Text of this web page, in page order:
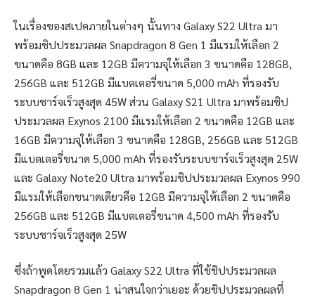
ในเรื่องของสเปคภายในต่างๆ นั้นทาง Galaxy S22 Ultra มา
พร้อมชิปประมวลผล Snapdragon 8 Gen 1 มีแรมให้เลือก 2
ขนาดคือ 8GB และ 12GB มีความจุให้เลือก 3 ขนาดคือ 128GB,
256GB และ 512GB มีแบตเตอรี่ขนาด 5,000 mAh ที่รองรับ
ระบบชาร์จเร็วสูงสุด 45W ส่วน Galaxy S21 Ultra มาพร้อมชิป
ประมวลผล Exynos 2100 มีแรมให้เลือก 2 ขนาดคือ 12GB และ
16GB มีความจุให้เลือก 3 ขนาดคือ 128GB, 256GB และ 512GB
มีแบตเตอรี่ขนาด 5,000 mAh ที่รองรับระบบชาร์จเร็วสูงสุด 25W
และ Galaxy Note20 Ultra มาพร้อมชิปประมวลผล Exynos 990
มีแรมให้เลือกขนาดเดียวคือ 12GB มีความจุให้เลือก 2 ขนาดคือ
256GB และ 512GB มีแบตเตอรี่ขนาด 4,500 mAh ที่รองรับ
ระบบชาร์จเร็วสูงสุด 25W
ซึ่งถ้าพูดโดยรวมแล้ว Galaxy S22 Ultra ที่ใช้ชิปประมวลผล
Snapdragon 8 Gen 1 น่าสนใจกว่าเยอะ ด้วยชิปประมวลผลที่